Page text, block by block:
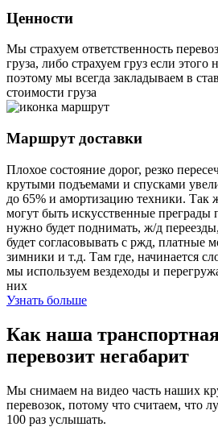
Ценности
Мы страхуем ответственность
груза, либо страхуем груз если этого
поэтому мы всегда закладываем в
стоимости груза
Маршрут доставки
Плохое состояние дорог, резко
крутыми подъемами и спусками
до 65% и амортизацию техники. Так
могут быть искусственные преграды
нужно будет поднимать, ж/д
будет согласовывать с ржд, платные
зимники и т.д. Там где, начинается
мы используем вездеходы и
них
Узнать больше
Как наша
перевозит негабарит
Мы снимаем на видео часть наших
перевозок, потому что считаем, что
100 раз услышать.